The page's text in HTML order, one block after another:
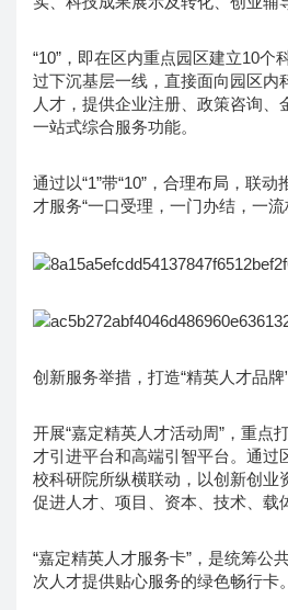
“10”，即在区内重点园区建立10个
过下沉基层一线，直接面向园区内
人才，提供企业注册、政策咨询、
一站式综合服务功能。
通过以“1”带“10”，合理布局，联
才服务“一口受理，一门办结，一流
创新服务举措，打造“精英人才品牌
开展“嘉定精英人才活动周”，重点
才引进平台和高端引智平台。通过
校科研院所纵横联动，以创新创业
促进人才、项目、资本、技术、载
“嘉定精英人才服务卡”，是统筹公
次人才提供贴心服务的绿色畅行卡。